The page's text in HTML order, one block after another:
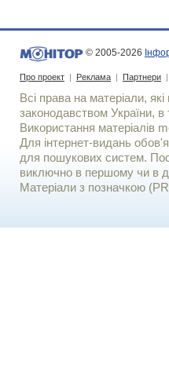
© 2005-2026
Про проект | Реклама | Партнери |
Всі права на матеріали,
законодавством України, в
Використання матерiалiв
Для iнтернет-видань
для пошукових систем.
виключно в першому чи в
Матеріали з позначкою